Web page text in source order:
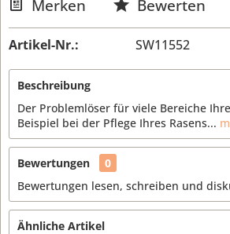
Merken Bewerten
Artikel-Nr.: SW11552
Beschreibung
Der Problemlöser für viele Bereiche
Beispiel bei der Pflege Ihres Rasens...
Bewertungen
0
Bewertungen lesen, schreiben und
Ähnliche Artikel